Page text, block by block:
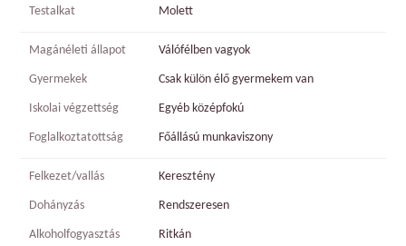
Testalkat Molett
Magánéleti állapot Válófélben vagyok
Gyermekek Csak külön élő gyermekem van
Iskolai végzettség Egyéb középfokú
Foglalkoztatottság Főállású munkaviszony
Felkezet/vallás Keresztény
Dohányzás Rendszeresen
Alkoholfogyasztás Ritkán